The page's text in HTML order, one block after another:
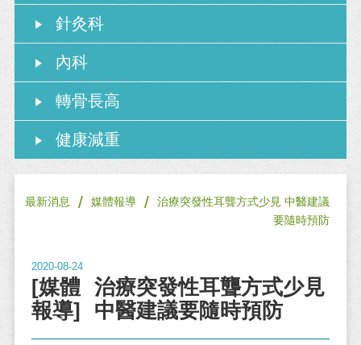
針灸科
內科
轉骨長高
健康減重
最新消息 / 媒體報導 /
治療突發性耳聾方式少見 中醫建議
要隨時預防
2020-08-24
[媒體
報導]
治療突發性耳聾方式少見
中醫建議要隨時預防